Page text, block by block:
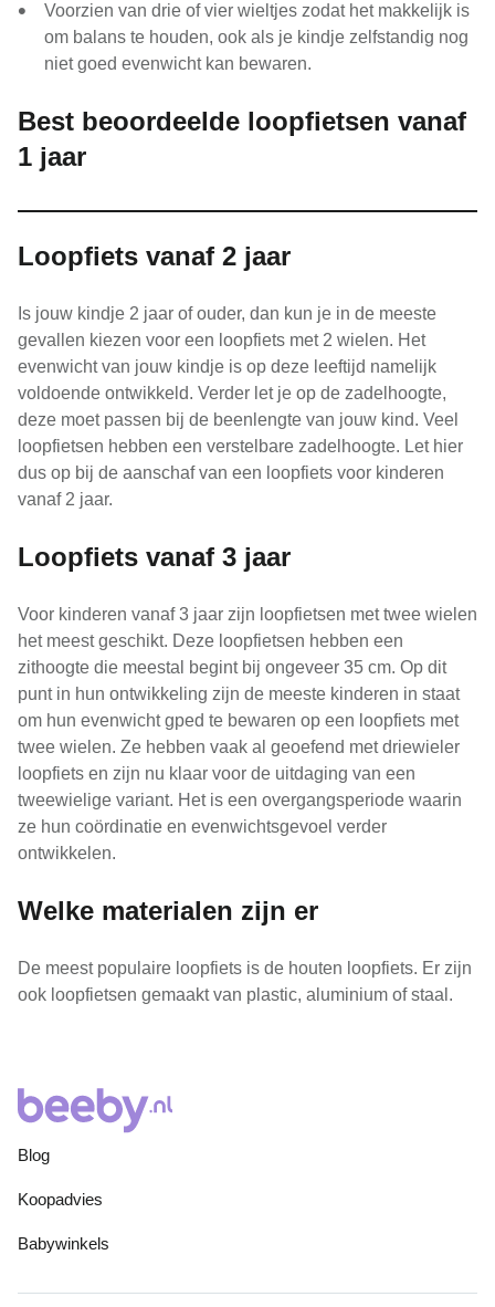
Voorzien van drie of vier wieltjes zodat het makkelijk is
om balans te houden, ook als je kindje zelfstandig nog
niet goed evenwicht kan bewaren.
Best beoordeelde loopfietsen vanaf
1 jaar
Loopfiets vanaf 2 jaar
Is jouw kindje 2 jaar of ouder, dan kun je in de meeste
gevallen kiezen voor een loopfiets met 2 wielen. Het
evenwicht van jouw kindje is op deze leeftijd namelijk
voldoende ontwikkeld. Verder let je op de zadelhoogte,
deze moet passen bij de beenlengte van jouw kind. Veel
loopfietsen hebben een verstelbare zadelhoogte. Let hier
dus op bij de aanschaf van een loopfiets voor kinderen
vanaf 2 jaar.
Loopfiets vanaf 3 jaar
Voor kinderen vanaf 3 jaar zijn loopfietsen met twee wielen
het meest geschikt. Deze loopfietsen hebben een
zithoogte die meestal begint bij ongeveer 35 cm. Op dit
punt in hun ontwikkeling zijn de meeste kinderen in staat
om hun evenwicht gped te bewaren op een loopfiets met
twee wielen. Ze hebben vaak al geoefend met driewieler
loopfiets en zijn nu klaar voor de uitdaging van een
tweewielige variant. Het is een overgangsperiode waarin
ze hun coördinatie en evenwichtsgevoel verder
ontwikkelen.
Welke materialen zijn er
De meest populaire loopfiets is de houten loopfiets. Er zijn
ook loopfietsen gemaakt van plastic, aluminium of staal.
Blog
Koopadvies
Babywinkels